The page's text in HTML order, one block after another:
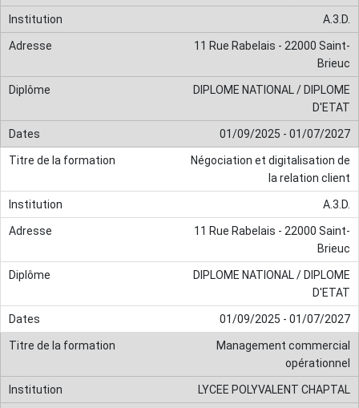
A.3.D.
11 Rue Rabelais - 22000 Saint-
Brieuc
DIPLOME NATIONAL / DIPLOME
D'ETAT
01/09/2025 - 01/07/2027
Négociation et digitalisation de
la relation client
A.3.D.
11 Rue Rabelais - 22000 Saint-
Brieuc
DIPLOME NATIONAL / DIPLOME
D'ETAT
01/09/2025 - 01/07/2027
Management commercial
opérationnel
LYCEE POLYVALENT CHAPTAL